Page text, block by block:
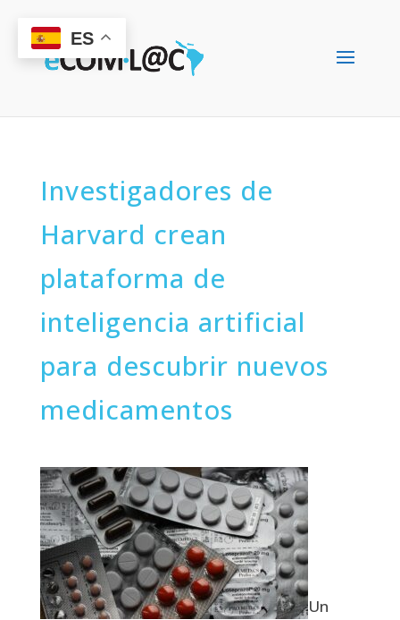
Investigadores de
Harvard crean
plataforma de
inteligencia artificial
para descubrir nuevos
medicamentos
Un
ES